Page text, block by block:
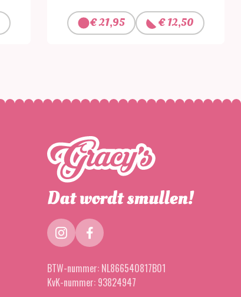
€21,95 €12,50
instagramfacebook
BTW-nummer: NL866540817B01
KvK-nummer: 93824947